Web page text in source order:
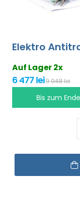
Elektro
Auf Lager 2x
6 477 lei9 948 lei
Bis zum